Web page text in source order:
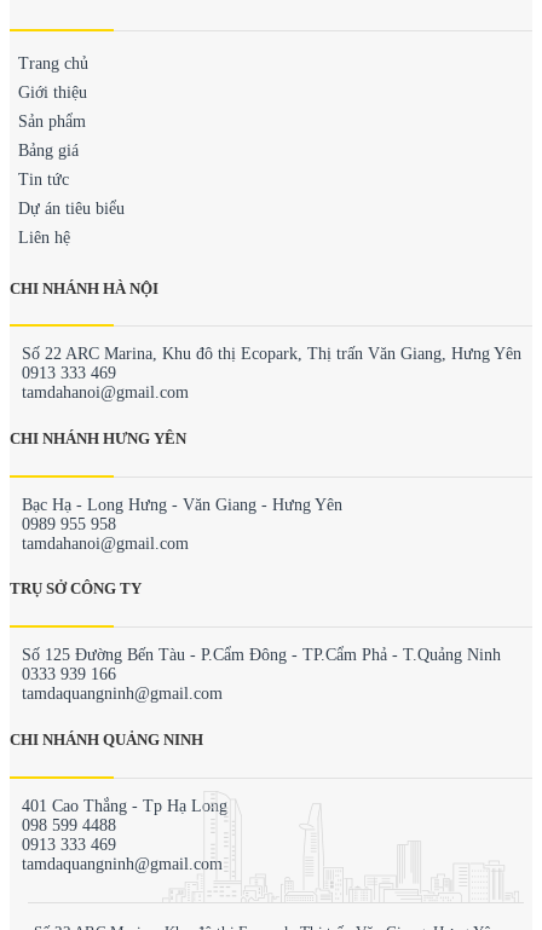
Trang chủ
Giới thiệu
Sản phẩm
Bảng giá
Tin tức
Dự án tiêu biểu
Liên hệ
CHI NHÁNH HÀ NỘI
Số 22 ARC Marina, Khu đô thị Ecopark, Thị trấn Văn Giang, Hưng Yên
0913 333 469
tamdahanoi@gmail.com
CHI NHÁNH HƯNG YÊN
Bạc Hạ - Long Hưng - Văn Giang - Hưng Yên
0989 955 958
tamdahanoi@gmail.com
TRỤ SỞ CÔNG TY
Số 125 Đường Bến Tàu - P.Cẩm Đông - TP.Cẩm Phả - T.Quảng Ninh
0333 939 166
tamdaquangninh@gmail.com
CHI NHÁNH QUẢNG NINH
401 Cao Thắng - Tp Hạ Long
098 599 4488
0913 333 469
tamdaquangninh@gmail.com